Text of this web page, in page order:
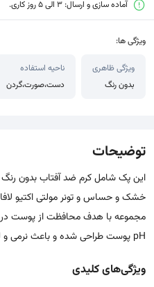
آماده سازی و ارسال: 3 الی 5 روز کاری.
ویژگی ها:
ویژگی ظاهری
بدون رنگ
ناحیه استفاده
دست،صورت،گردن
توضیحات
خشک و حساس و تونر مولتی اکتیو
مجموعه با هدف محافظت از پوست در
pH پوست طراحی شده و باعث نرمی و لطافت پوست می‌گردد.
ویژگی‌های کلیدی